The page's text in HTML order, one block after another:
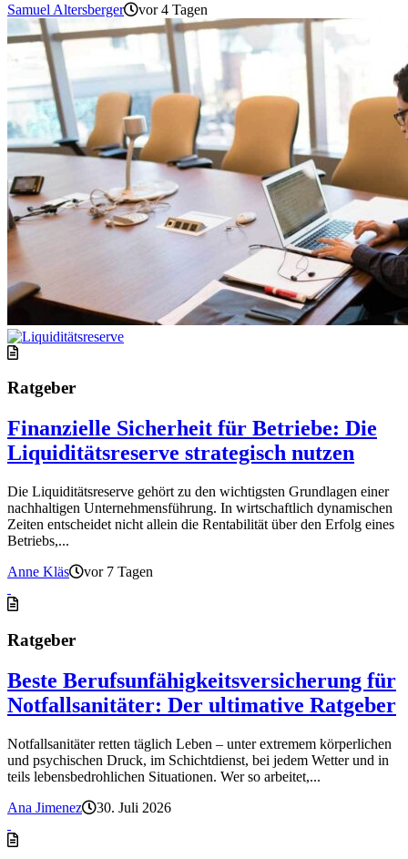
Samuel Altersberger vor 4 Tagen
Ratgeber
Finanzielle Sicherheit für Betriebe: Die
Liquiditätsreserve strategisch nutzen
Die Liquiditätsreserve gehört zu den wichtigsten Grundlagen einer
nachhaltigen Unternehmensführung. In wirtschaftlich dynamischen
Zeiten entscheidet nicht allein die Rentabilität über den Erfolg eines
Betriebs,...
Anne Kläs
vor 7 Tagen
Ratgeber
Beste Berufsunfähigkeitsversicherung für
Notfallsanitäter: Der ultimative Ratgeber
Notfallsanitäter retten täglich Leben – unter extremem körperlichen
und psychischen Druck, im Schichtdienst, bei jedem Wetter und in
teils lebensbedrohlichen Situationen. Wer so arbeitet,...
Ana Jimenez
30. Juli 2026